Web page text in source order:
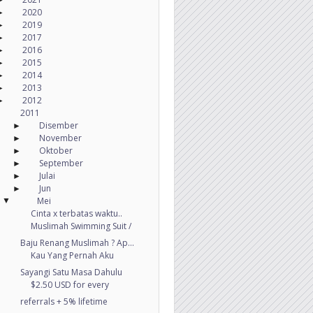
2020
2019
2017
2016
2015
2014
2013
2012
2011
► Disember
► November
► Oktober
► September
► Julai
► Jun
▼
Mei
Cinta x terbatas waktu..
Muslimah Swimming Suit /
Baju Renang Muslimah ? Ap...
Kau Yang Pernah Aku
Sayangi Satu Masa Dahulu
$2.50 USD for every
referrals + 5% lifetime